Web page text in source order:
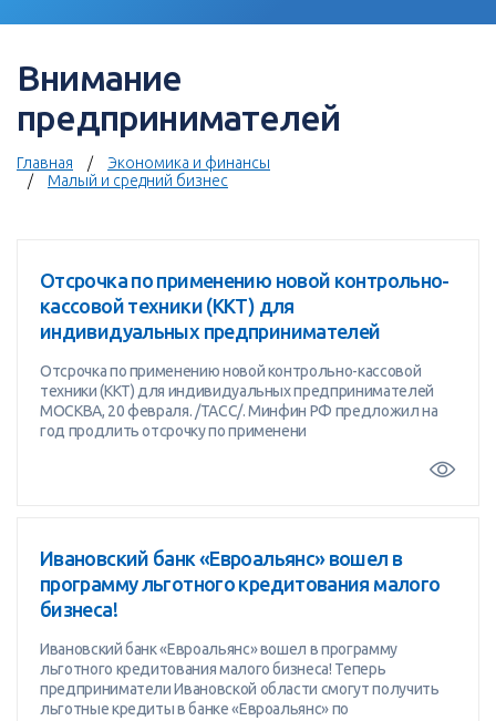
Внимание
предпринимателей
Главная
Экономика и финансы
Малый и средний бизнес
Отсрочка по применению новой контрольно-
кассовой техники (ККТ) для
индивидуальных предпринимателей
Отсрочка по применению новой контрольно-кассовой
техники (ККТ) для индивидуальных предпринимателей
МОСКВА, 20 февраля. /ТАСС/. Минфин РФ предложил на
год продлить отсрочку по применени
Ивановский банк «Евроальянс» вошел в
программу льготного кредитования малого
бизнеса!
Ивановский банк «Евроальянс» вошел в программу
льготного кредитования малого бизнеса! Теперь
предприниматели Ивановской области смогут получить
льготные кредиты в банке «Евроальянс» по